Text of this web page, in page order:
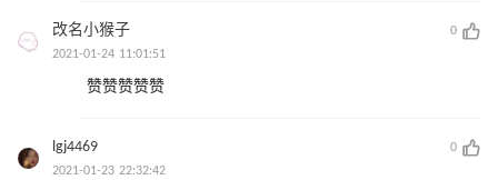
改名小猴子
0
2021-01-24 11:01:51
赞赞赞赞赞
lgj4469
0
2021-01-23 22:32:42